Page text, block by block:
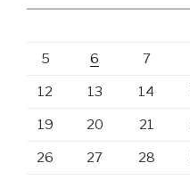
5 6 7
12 13 14
19 20 21
26 27 28